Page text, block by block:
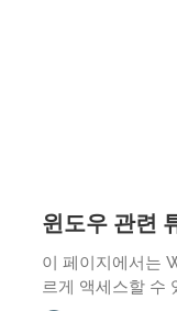
윈도우 관련
이 페이지에서는
르게 액세스할 수